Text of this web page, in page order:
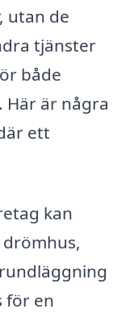
utan de
tjänster
både
är några
ett
kan
för en